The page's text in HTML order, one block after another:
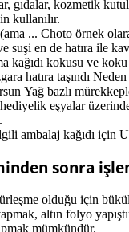
gıdalar, kozmetik
kullanılır.
... Choto örnek
suşi en de hatıra ile
kağıdı kokusu ve koku
hatıra taşındı
Yağ bazlı
eşyalar
ambalaj kağıdı için
sonra
olduğu için
altın folyo
mümkündür.